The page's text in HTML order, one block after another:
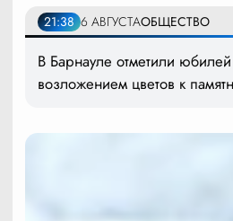
21:38 6 АВГУСТАОБЩЕСТВО
В Барнауле отметили
возложением цветов к